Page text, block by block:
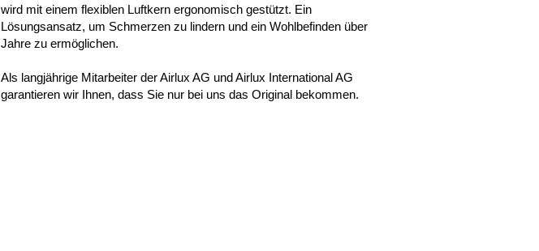
wird mit einem flexiblen Luftkern ergonomisch gestützt. Ein
Lösungsansatz, um Schmerzen zu lindern und ein Wohlbefinden über
Jahre zu ermöglichen.
Als langjährige Mitarbeiter der Airlux AG und Airlux International AG
garantieren wir Ihnen, dass Sie nur bei uns das Original bekommen.